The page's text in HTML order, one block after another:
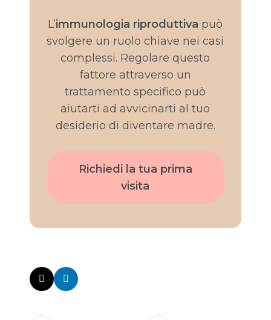
L’immunologia riproduttiva può
svolgere un ruolo chiave nei casi
complessi. Regolare questo
fattore attraverso un
trattamento specifico può
aiutarti ad avvicinarti al tuo
desiderio di diventare madre.
Richiedi la tua prima
visita